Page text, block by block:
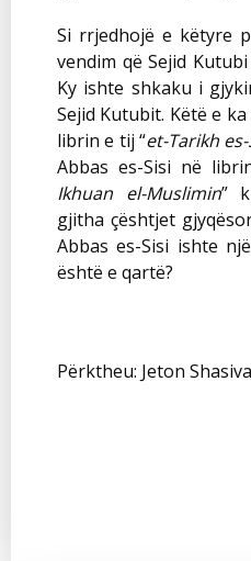
Si rrjedhojë e këtyre
vendim që Sejid
Ky ishte shkaku i
Sejid Kutubit. Këtë e
librin e tij “et-Tarikh
Abbas es-Sisi në
Ikhuan el-Muslimin”
gjitha çështjet
Abbas es-Sisi ishte
është e qartë?
Përktheu: Jeton